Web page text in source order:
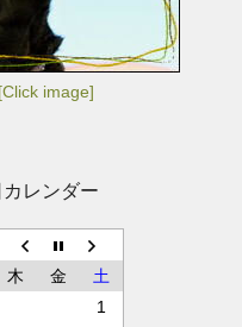
image]
レンダー
木 金
土
1